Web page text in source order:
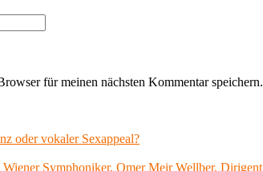
für meinen nächsten Kommentar speichern.
oder vokaler Sexappeal?
Symphoniker, Omer Meir Wellber, Dirigent